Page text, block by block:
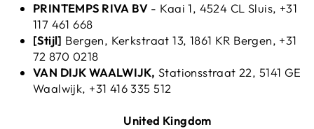
PRINTEMPS RIVA BV - Kaai 1, 4524 CL Sluis, +31
117 461 668
[Stijl] Bergen, Kerkstraat 13, 1861 KR Bergen, +31
72 870 0218
VAN DIJK WAALWIJK, Stationsstraat 22, 5141 GE
Waalwijk, +31 416 335 512
United Kingdom